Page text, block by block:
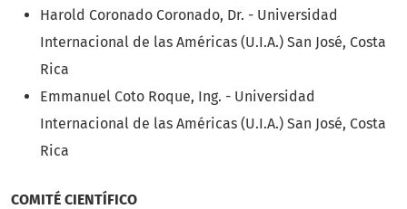
Harold Coronado Coronado, Dr. - Universidad
Internacional de las Américas (U.I.A.) San José, Costa
Rica
Emmanuel Coto Roque, Ing. - Universidad
Internacional de las Américas (U.I.A.) San José, Costa
Rica
COMITÉ CIENTÍFICO